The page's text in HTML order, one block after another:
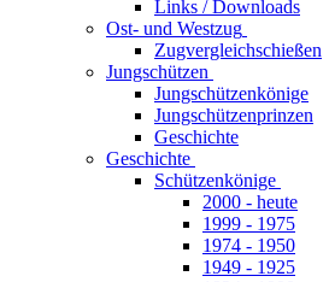
Links / Downloads
Ost- und Westzug
Zugvergleichschießen
Jungschützen
Jungschützenkönige
Jungschützenprinzen
Geschichte
Geschichte
Schützenkönige
2000 - heute
1999 - 1975
1974 - 1950
1949 - 1925